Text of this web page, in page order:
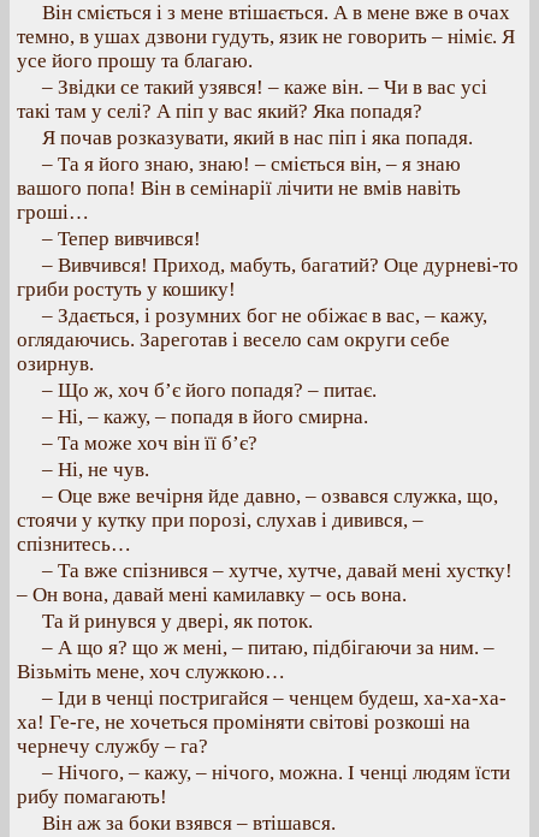
Він сміється і з мене втішається. А в мене вже в очах
темно, в ушах дзвони гудуть, язик не говорить – німіє. Я
усе його прошу та благаю.
– Звідки се такий узявся! – каже він. – Чи в вас усі
такі там у селі? А піп у вас який? Яка попадя?
Я почав розказувати, який в нас піп і яка попадя.
– Та я його знаю, знаю! – сміється він, – я знаю
вашого попа! Він в семінарії лічити не вмів навіть
гроші…
– Тепер вивчився!
– Вивчився! Приход, мабуть, багатий? Оце дурневі-то
гриби ростуть у кошику!
– Здається, і розумних бог не обіжає в вас, – кажу,
оглядаючись. Зареготав і весело сам округи себе
озирнув.
– Що ж, хоч б’є його попадя? – питає.
– Ні, – кажу, – попадя в його смирна.
– Та може хоч він її б’є?
– Ні, не чув.
– Оце вже вечірня йде давно, – озвався служка, що,
стоячи у кутку при порозі, слухав і дивився, –
спізнитесь…
– Та вже спізнився – хутче, хутче, давай мені хустку!
– Он вона, давай мені камилавку – ось вона.
Та й ринувся у двері, як поток.
– А що я? що ж мені, – питаю, підбігаючи за ним. –
Візьміть мене, хоч служкою…
– Іди в ченці постригайся – ченцем будеш, ха-ха-ха-
ха! Ге-ге, не хочеться проміняти світові розкоші на
чернечу службу – га?
– Нічого, – кажу, – нічого, можна. І ченці людям їсти
рибу помагають!
Він аж за боки взявся – втішався.